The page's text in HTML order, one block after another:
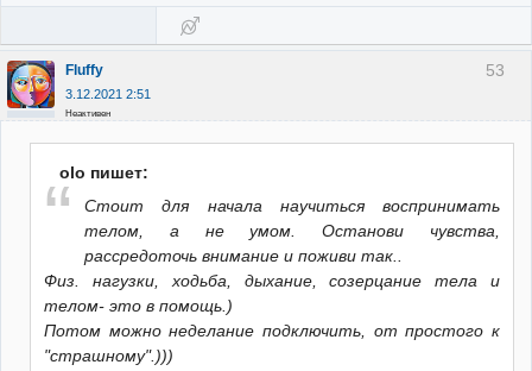
53
Fluffy
3.12.2021 2:51
Неактивен
olo пишет:
Стоит для начала научиться воспринимать
телом, а не умом. Останови чувства,
рассредоточь внимание и поживи так..
Физ. нагузки, ходьба, дыхание, созерцание тела и
телом- это в помощь.)
Потом можно неделание подключить, от простого к
"страшному".)))